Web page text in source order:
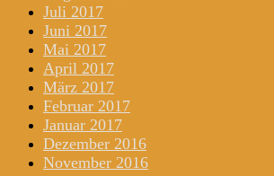
Juli 2017
Juni 2017
Mai 2017
April 2017
März 2017
Februar 2017
Januar 2017
Dezember 2016
November 2016